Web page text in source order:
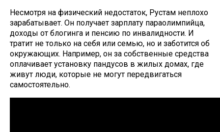
Несмотря на физический недостаток, Рустам неплохо
зарабатывает. Он получает зарплату параолимпийца,
доходы от блогинга и пенсию по инвалидности. И
тратит не только на себя или семью, но и заботится об
окружающих. Например, он за собственные средства
оплачивает установку пандусов в жилых домах, где
живут люди, которые не могут передвигаться
самостоятельно.